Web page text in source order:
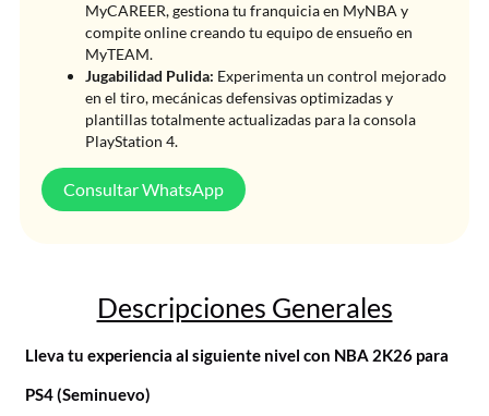
MyCAREER, gestiona tu franquicia en MyNBA y
compite online creando tu equipo de ensueño en
MyTEAM.
Jugabilidad Pulida: Experimenta un control mejorado
en el tiro, mecánicas defensivas optimizadas y
plantillas totalmente actualizadas para la consola
PlayStation 4.
Consultar WhatsApp
Descripciones Generales
Lleva tu experiencia al siguiente nivel con NBA 2K26 para
PS4 (Seminuevo)